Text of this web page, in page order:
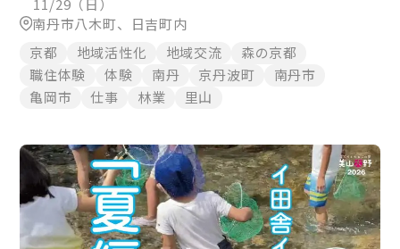
11/29（日）
南丹市八木町、日吉町内
京都
地域活性化 地域交流
森の京都
職住体験
体験 南丹 京丹波町
南丹市
亀岡市
仕事 林業 里山